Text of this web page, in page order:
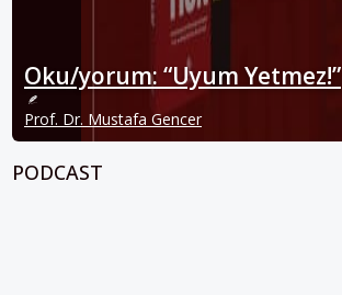
Oku/yorum: “Uyum Yetmez!”
Prof. Dr. Mustafa Gencer
PODCAST